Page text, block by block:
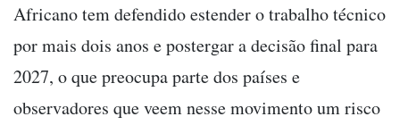
Africano tem defendido estender o trabalho técnico
por mais dois anos e postergar a decisão final para
2027, o que preocupa parte dos países e
observadores que veem nesse movimento um risco